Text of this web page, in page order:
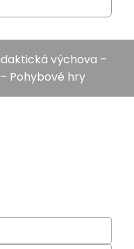
výchova –
Pohybové hry